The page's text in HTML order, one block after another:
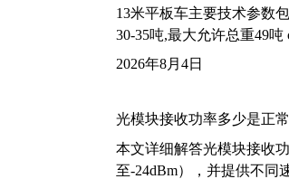
13米平板车主要技术参数
30-35吨,最大允许总重49
2026年8月4日
光模块接收功率多少是正常
本文详细解答光模块接收
至-24dBm），并提供不同